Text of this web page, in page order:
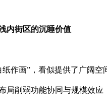
内街区的沉睡价值
作画”，看似提供了广阔
局削弱功能协同与规模效